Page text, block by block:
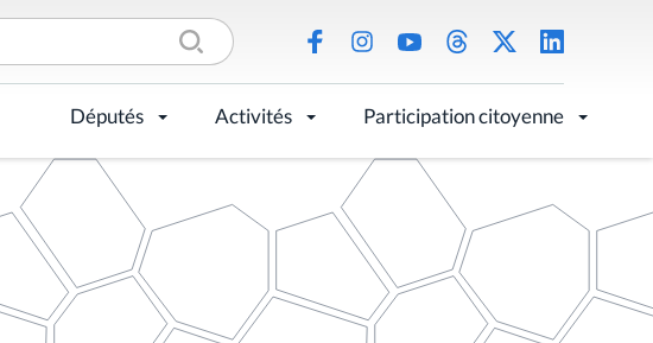
Députés Activités Participation citoyenne